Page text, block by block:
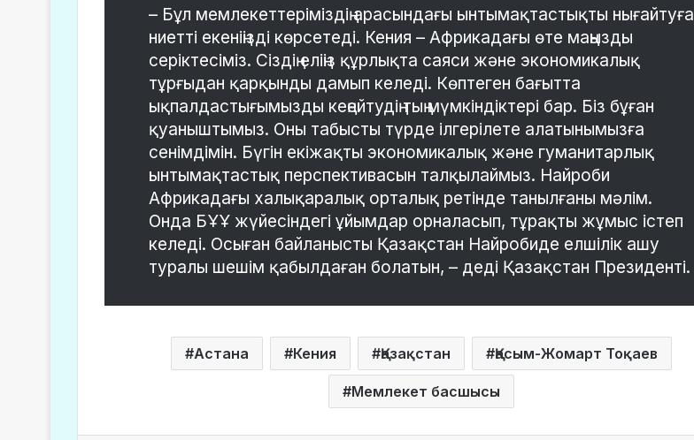
– Бұл мемлекеттеріміздің арасындағы ынтымақтастықты нығайтуға
ниетті екеніңізді көрсетеді. Кения – Африкадағы өте маңызды
серіктесіміз. Сіздің еліңіз құрлықта саяси және экономикалық
тұрғыдан қарқынды дамып келеді. Көптеген бағытта
ықпалдастығымызды кеңейтудің тың мүмкіндіктері бар. Біз бұған
қуаныштымыз. Оны табысты түрде ілгерілете алатынымызға
сенімдімін. Бүгін екіжақты экономикалық және гуманитарлық
ынтымақтастық перспективасын талқылаймыз. Найроби
Африкадағы халықаралық орталық ретінде танылғаны мәлім.
Онда БҰҰ жүйесіндегі ұйымдар орналасып, тұрақты жұмыс істеп
келеді. Осыған байланысты Қазақстан Найробиде елшілік ашу
туралы шешім қабылдаған болатын, – деді Қазақстан Президенті.
Астана Кения Қазақстан Қасым-Жомарт Тоқаев
Мемлекет басшысы